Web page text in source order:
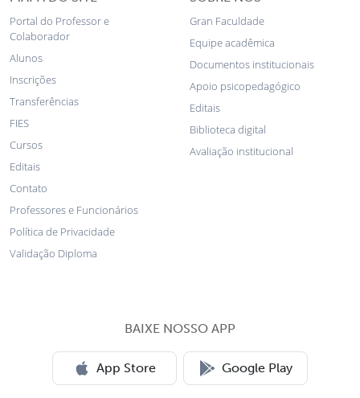
Portal do Professor e
Colaborador
Alunos
Inscrições
Transferências
FIES
Cursos
Editais
Contato
Professores e Funcionários
Política de Privacidade
Validação Diploma
Gran Faculdade
Equipe acadêmica
Documentos institucionais
Apoio psicopedagógico
Editais
Biblioteca digital
Avaliação institucional
BAIXE NOSSO APP
App Store Google Play